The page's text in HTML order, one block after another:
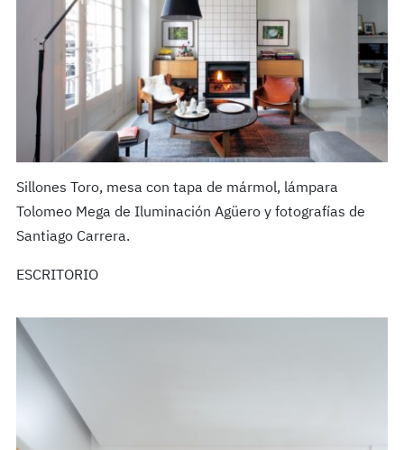
Sillones Toro, mesa con tapa de mármol, lámpara
Tolomeo Mega de Iluminación Agüero y fotografías de
Santiago Carrera.
ESCRITORIO